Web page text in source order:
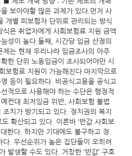
보아야할 많은 과제가 있다.먼저 사
개별 피보험자 단위로 관리되는 방식
은 취업자에게 사회보험료 지원 금액
성이 높다.둘째, 시간당 임금 산정의
제는 현재 우리나라 임금조사의 아주
한 단위 노동임금이 조사되어야만 시
보험료 지원이 가능해진다.마지막으로
등이 필요하다. 비공식고용을 공식고
적으로 사용해야 하는 수단은 행정적
컨대 최저임금 위반, 사회보험 불법
치가 방기되고 있다. 정치권의 복지
도 확산되고 있다. 이른바 ‘반값 사회보
한다. 하지만 기대에도 불구하고 정
. 우선순위가 높은 집단들이 오히려
발생할 수도 있다. 거창한 ‘반값’ 구호